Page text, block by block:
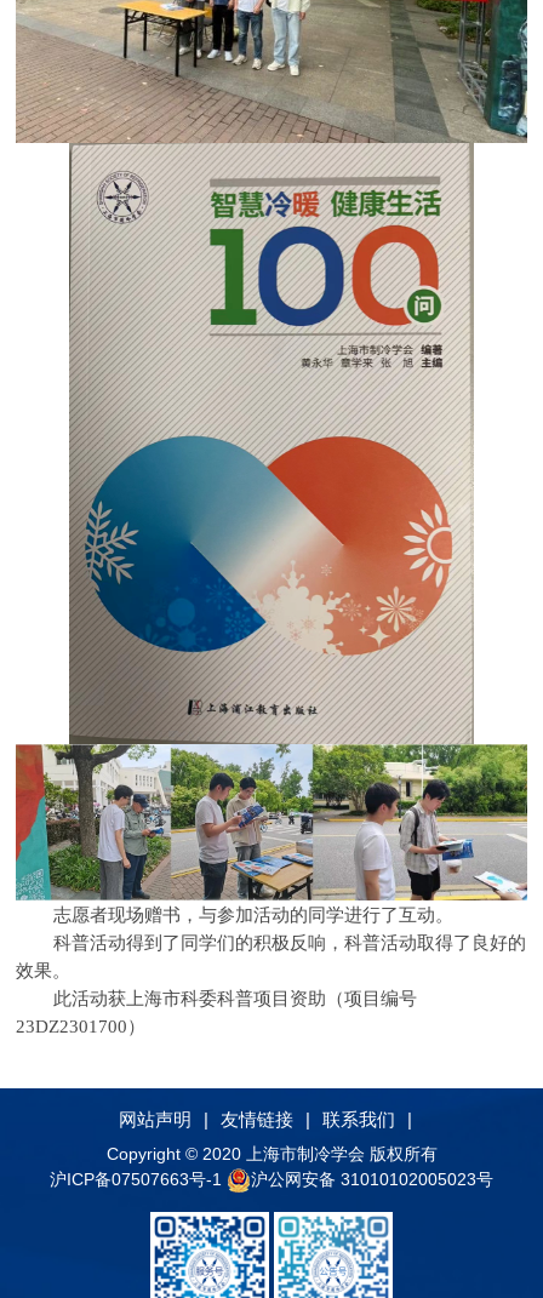
志愿者现场赠书，与参加活动的同学进行了互动。
科普活动得到了同学们的积极反响，科普活动取得了良好的
效果。
此活动获上海市科委科普项目资助（项目编号
23DZ2301700）
网站声明 | 友情链接 | 联系我们 |
Copyright © 2020 上海市制冷学会 版权所有
沪ICP备07507663号-1
沪公网安备 31010102005023号